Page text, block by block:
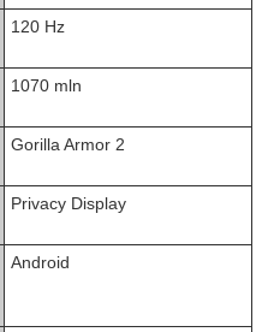
120 Hz
1070 mln
Gorilla Armor 2
Privacy Display
Android